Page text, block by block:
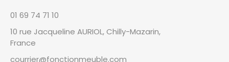
01 69 74 71 10
10 rue Jacqueline AURIOL, Chilly-Mazarin,
France
courrier@fonctionmeuble.com